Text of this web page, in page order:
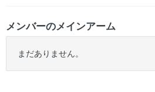
メンバーのメインアーム
まだありません。